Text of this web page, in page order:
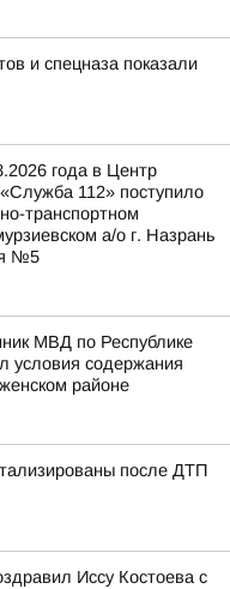
и спецназа показали
года в Центр
112» поступило
транспортном
а/о г. Назрань
№5
МВД по Республике
условия содержания
районе
после ДТП
Иссу Костоева с